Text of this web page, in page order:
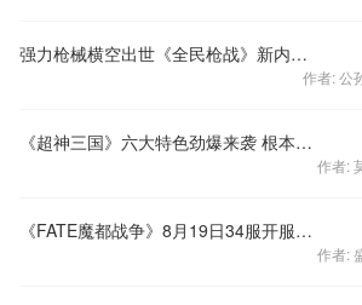
强力枪械横空出世《全民枪战》新内容来袭
作者: 公
《超神三国》六大特色劲爆来袭 根本停不下来
作者:
《FATE魔都战争》8月19日34服开服公告
作者: